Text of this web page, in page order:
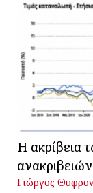
Η ακρίβεια
Γιώργος